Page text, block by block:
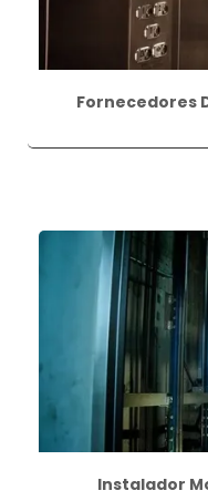
Fornecedores
Instalador